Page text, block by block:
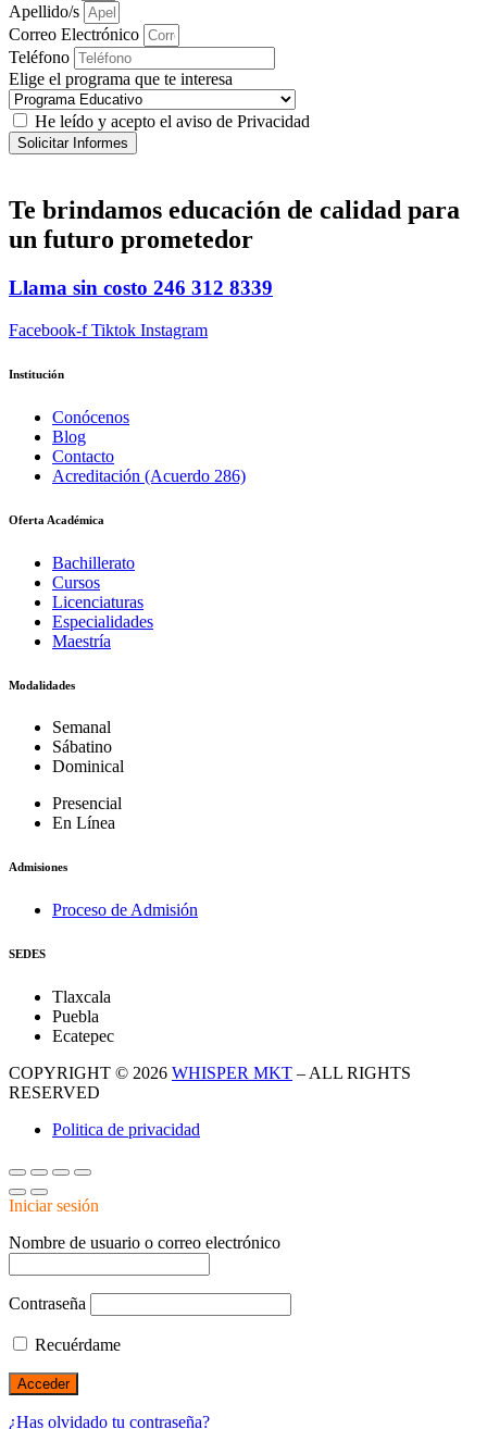
Apellido/s
Correo Electrónico
Teléfono
Elige el programa que te interesa
He leído y acepto el aviso de Privacidad
Solicitar Informes
Te brindamos educación de calidad para
un futuro prometedor
Llama sin costo 246 312 8339
Facebook-f Tiktok Instagram
Institución
Conócenos
Blog
Contacto
Acreditación (Acuerdo 286)
Oferta Académica
Bachillerato
Cursos
Licenciaturas
Especialidades
Maestría
Modalidades
Semanal
Sábatino
Dominical
Presencial
En Línea
Admisiones
Proceso de Admisión
SEDES
Tlaxcala
Puebla
Ecatepec
COPYRIGHT © 2026 WHISPER MKT – ALL RIGHTS
RESERVED
Politica de privacidad
Iniciar sesión
Nombre de usuario o correo electrónico
Contraseña
Recuérdame
¿Has olvidado tu contraseña?